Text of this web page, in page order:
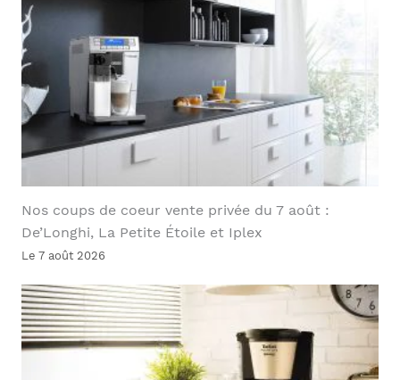
Nos coups de coeur vente privée du 7 août :
De’Longhi, La Petite Étoile et Iplex
Le 7 août 2026